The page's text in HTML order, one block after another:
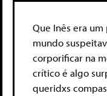
Que Inês era
mundo
corporificar na
crítico é algo
queridxs